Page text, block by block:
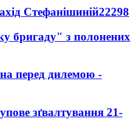
Стефанішиній22298
бригаду" з полонених
перед дилемою -
зґвалтування 21-